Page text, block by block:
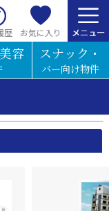
歴 お気に入り
容 スナック・
バー向け物件